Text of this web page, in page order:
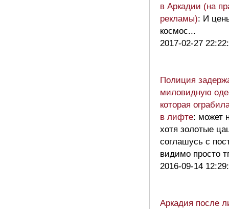
в Аркадии (на
рекламы): И
космос...
2017-02-27
Полиция
миловидную
которая
в лифте: может
хотя золотые
соглашусь с
видимо просто
2016-09-14
Аркадия после